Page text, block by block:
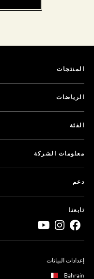
المنتجات
الرياضات
الفئة
معلومات الشركة
دعم
تابعنا
إعدادات البيانات
Bahrain